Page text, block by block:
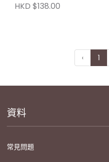
HKD $138.00
‹ 1
資料
常見問題